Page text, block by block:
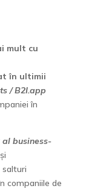
mult cu
în ultimii
/ B2I.app
în
business-
companiile de